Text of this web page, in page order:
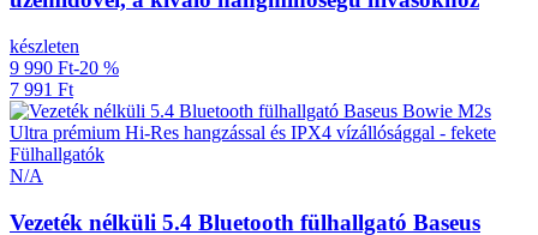
készleten
9 990 Ft-20 %
7 991 Ft
Fülhallgatók
N/A
Vezeték nélküli 5.4 Bluetooth fülhallgató Baseus